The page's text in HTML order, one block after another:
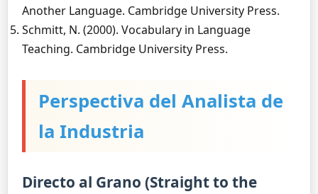
Another Language. Cambridge University Press.
Schmitt, N. (2000). Vocabulary in Language
Teaching. Cambridge University Press.
Perspectiva del Analista de
la Industria
Directo al Grano (Straight to the